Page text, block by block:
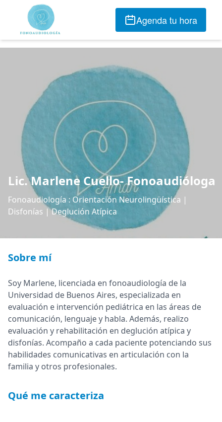
Agenda tu hora
Lic. Marlene Cuello- Fonoaudióloga
Fonoaudiología : Orientación Neurolingüística |
Disfonías | Deglución Atípica
Sobre mí
Soy Marlene, licenciada en fonoaudiología de la
Universidad de Buenos Aires, especializada en
evaluación e intervención pediátrica en las áreas de
comunicación, lenguaje y habla. Además, realizo
evaluación y rehabilitación en deglución atípica y
disfonías. Acompaño a cada paciente potenciando sus
habilidades comunicativas en articulación con la
familia y otros profesionales.
Qué me caracteriza